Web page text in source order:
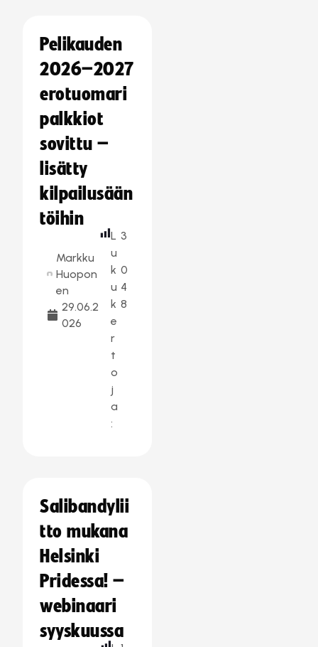
Pelikauden
2026–2027
erotuomari
palkkiot
sovittu –
lisätty
kilpailusään
töihin
Markku
Huopon
en
29.06.2
026
L
u
k
u
k
e
r
t
o
j
a
:
3
0
4
8
Salibandylii
tto mukana
Helsinki
Pridessa! –
webinaari
syyskuussa